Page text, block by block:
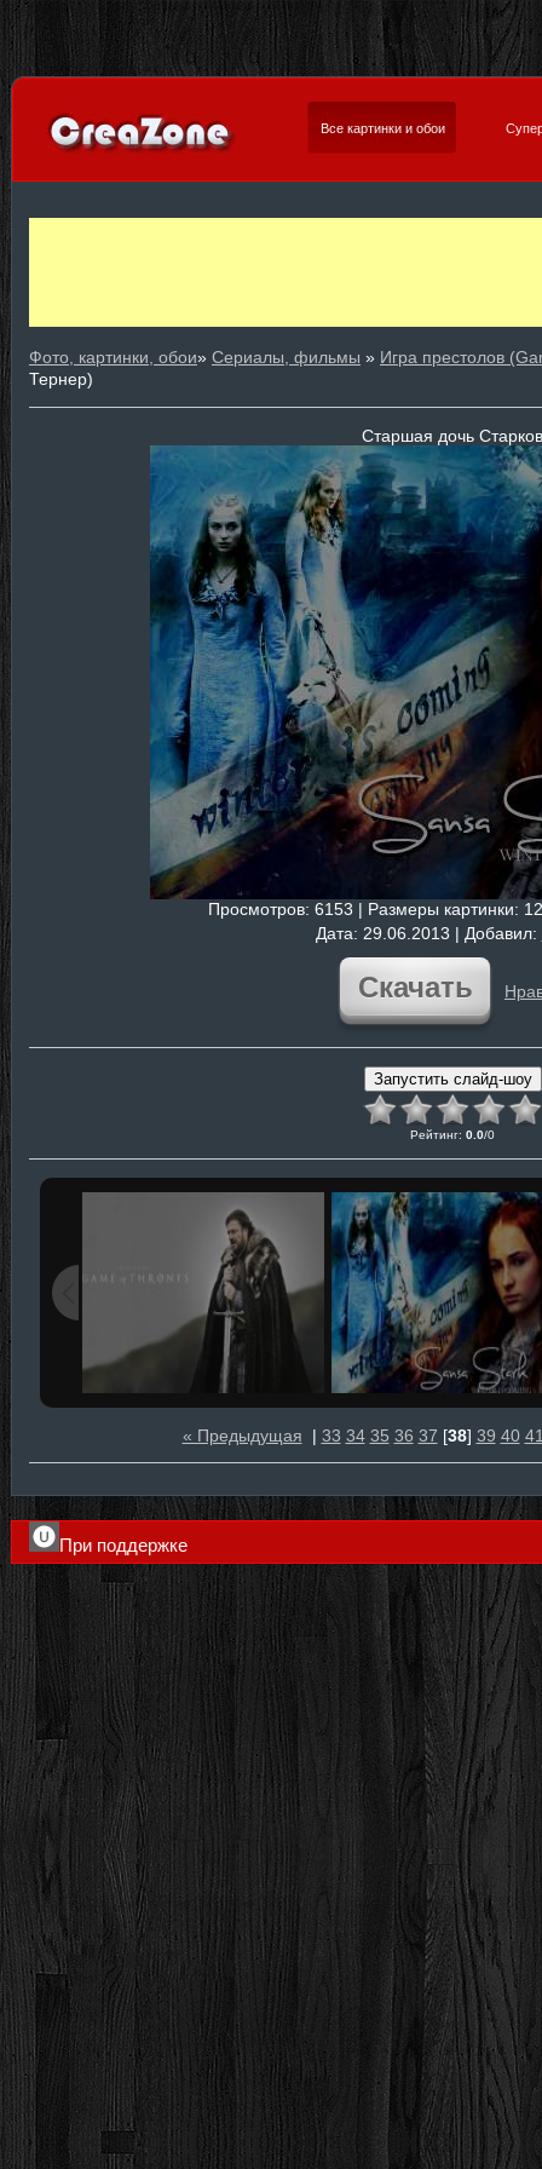
Все картинки и обои
Фото, картинки, обои» Сериалы, фильмы » Игра престолов
Тернер)
Старшая дочь Старков
Просмотров: 6153 | Размеры картинки:
Дата: 29.06.2013 | Добавил:
Скачать
Рейтинг: 0.0/0
« Предыдущая | 33 34 35 36 37 [38] 39 40
При поддержке